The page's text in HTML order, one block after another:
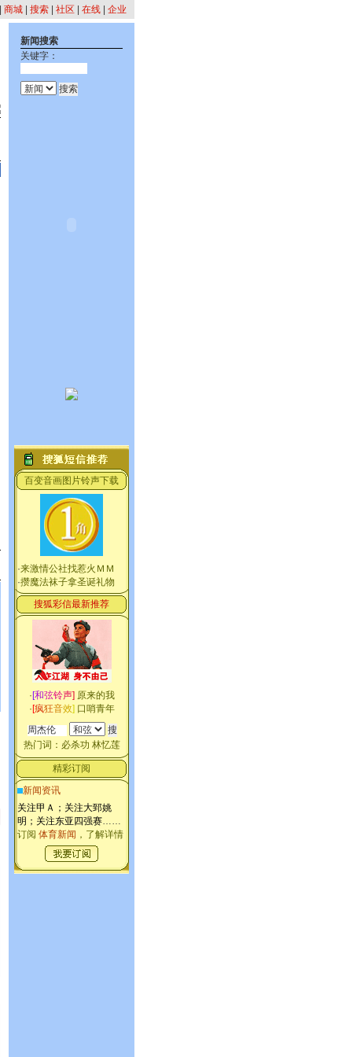
商城 搜索 社区 在线 企业
新闻搜索
关键字：
百变音画图片铃声下载
·来激情公社找惹火ＭＭ
·攒魔法袜子拿圣诞礼物
搜狐彩信最新推荐
·[和弦铃声] 原来的我
·[疯狂音效] 口哨青年
热门词： 必杀功 林忆莲
精彩订阅
新闻资讯
关注甲Ａ；关注大郅姚
明；关注东亚四强赛……
订阅 体育新闻 ，了解详情